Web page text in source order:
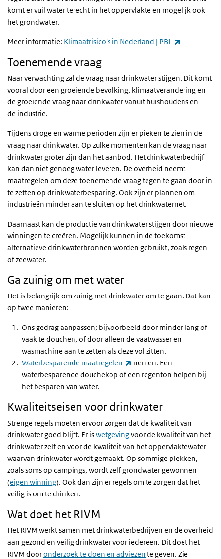
komt er vuil water terecht in het oppervlakte en mogelijk ook
het grondwater.
Meer informatie: Klimaatrisico's in Nederland | PBL
Toenemende vraag
Naar verwachting zal de vraag naar drinkwater stijgen. Dit komt
vooral door een groeiende bevolking, klimaatverandering en
de groeiende vraag naar drinkwater vanuit huishoudens en
de industrie.
Tijdens droge en warme perioden zijn er pieken te zien in de
vraag naar drinkwater. Op zulke momenten kan de vraag naar
drinkwater groter zijn dan het aanbod. Het drinkwaterbedrijf
kan dan niet genoeg water leveren. De overheid neemt
maatregelen om deze toenemende vraag tegen te gaan door in
te zetten op drinkwaterbesparing. Ook zijn er plannen om
industrieën minder aan te sluiten op het drinkwaternet.
Daarnaast kan de productie van drinkwater stijgen door nieuwe
winningen te creëren. Mogelijk kunnen in de toekomst
alternatieve drinkwaterbronnen worden gebruikt, zoals regen-
of zeewater.
Ga zuinig om met water
Het is belangrijk om zuinig met drinkwater om te gaan. Dat kan
op twee manieren:
Ons gedrag aanpassen; bijvoorbeeld door minder lang of
vaak te douchen, of door alleen de vaatwasser en
wasmachine aan te zetten als deze vol zitten.
Waterbesparende maatregelen
(externe link)
nemen. Een
waterbesparende douchekop of een regenton helpen bij
het besparen van water.
Kwaliteitseisen voor drinkwater
Strenge regels moeten ervoor zorgen dat de kwaliteit van
drinkwater goed blijft. Er iswetgevingvoor de kwaliteit van het
drinkwater zelf en voor de kwaliteit van het oppervlaktewater
waarvan drinkwater wordt gemaakt. Op sommige plekken,
zoals soms op campings, wordt zelf grondwater gewonnen
(eigen winning). Ook dan zijn er regels om te zorgen dat het
veilig is om te drinken.
Wat doet het RIVM
Het RIVM werkt samen met drinkwaterbedrijven en de overheid
aan gezond en veilig drinkwater voor iedereen. Dit doet het
RIVM dooronderzoek te doen en adviezen te geven. Zie